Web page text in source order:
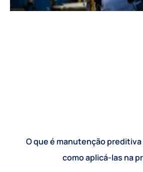
O que é manutenção
como aplicá-las na